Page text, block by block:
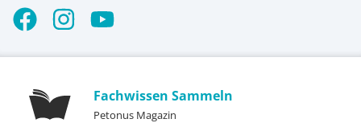
Fachwissen Sammeln
Petonus Magazin